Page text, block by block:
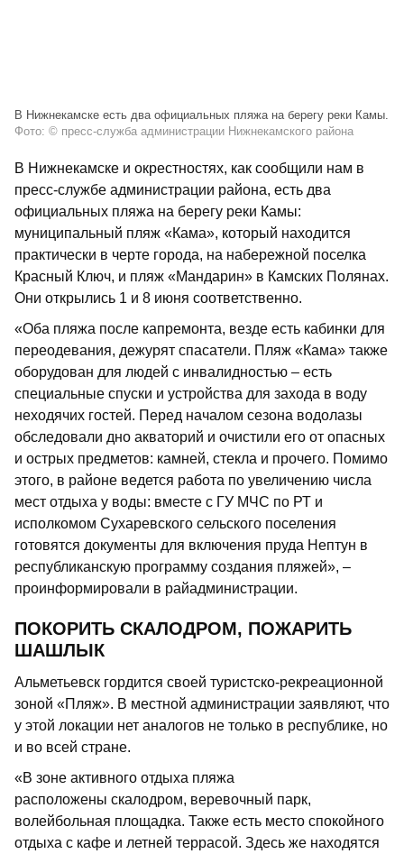
В Нижнекамске есть два официальных пляжа на берегу реки Камы.
Фото: © пресс-служба администрации Нижнекамского района
В Нижнекамске и окрестностях, как сообщили нам в
пресс-службе администрации района, есть два
официальных пляжа на берегу реки Камы:
муниципальный пляж «Кама», который находится
практически в черте города, на набережной поселка
Красный Ключ, и пляж «Мандарин» в Камских Полянах.
Они открылись 1 и 8 июня соответственно.
«Оба пляжа после капремонта, везде есть кабинки для
переодевания, дежурят спасатели. Пляж «Кама» также
оборудован для людей с инвалидностью – есть
специальные спуски и устройства для захода в воду
неходячих гостей. Перед началом сезона водолазы
обследовали дно акваторий и очистили его от опасных
и острых предметов: камней, стекла и прочего. Помимо
этого, в районе ведется работа по увеличению числа
мест отдыха у воды: вместе с ГУ МЧС по РТ и
исполкомом Сухаревского сельского поселения
готовятся документы для включения пруда Нептун в
республиканскую программу создания пляжей», –
проинформировали в райадминистрации.
ПОКОРИТЬ СКАЛОДРОМ, ПОЖАРИТЬ
ШАШЛЫК
Альметьевск гордится своей туристско-рекреационной
зоной «Пляж». В местной администрации заявляют, что
у этой локации нет аналогов не только в республике, но
и во всей стране.
«В зоне активного отдыха пляжа
расположены скалодром, веревочный парк,
волейбольная площадка. Также есть место спокойного
отдыха с кафе и летней террасой. Здесь же находятся